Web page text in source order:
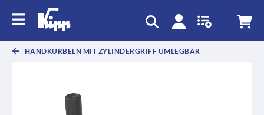
HANDKURBELN MIT ZYLINDERGRIFF UMLEGBAR